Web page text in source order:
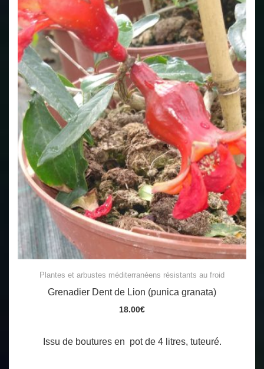
Plantes et arbustes méditerranéens résistants au froid
Grenadier Dent de Lion (punica granata)
18.00€
Issu de boutures en pot de 4 litres, tuteuré.